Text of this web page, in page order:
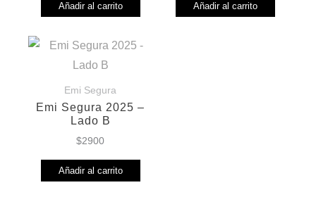
Añadir al carrito Añadir al carrito
Emi Segura
Emi Segura 2025 –
Lado B
$2900
Añadir al carrito